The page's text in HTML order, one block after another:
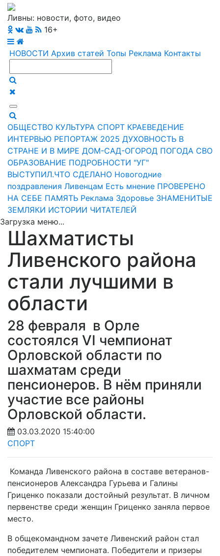
Ливны: новости, фото, видео
16+
НОВОСТИ Архив статей Топы Реклама Контакты
ОБЩЕСТВО КУЛЬТУРА СПОРТ КРАЕВЕДЕНИЕ
ИНТЕРВЬЮ РЕПОРТАЖ 2025 ДУХОВНОСТЬ В
СТРАНЕ И В МИРЕ ДОМ-САД-ОГОРОД ПОГОДА СВО
ОБРАЗОВАНИЕ ПОДРОБНОСТИ "УГ"
ВЫСТУПИЛ.ЧТО СДЕЛАНО Новогодние
поздравления Ливенцам Есть мнение ПРОВЕРЕНО
НА СЕБЕ ПАМЯТЬ Реклама Здоровье ЗНАМЕНИТЫЕ
ЗЕМЛЯКИ ИСТОРИИ ЧИТАТЕЛЕЙ
Загрузка меню...
Шахматисты
Ливенского района
стали лучшими в
области
28 февраля в Орле
состоялся VI чемпионат
Орловской области по
шахматам среди
пенсионеров. В нём приняли
участие все районы
Орловской области.
03.03.2020 15:40:00
СПОРТ
Команда Ливенского района в составе ветеранов-
пенсионеров Александра Гурьева и Галины
Гриценко показали достойный результат. В личном
первенстве среди женщин Гриценко заняла первое
место.
В общекомандном зачете Ливенский район стал
победителем чемпионата. Победители и призеры